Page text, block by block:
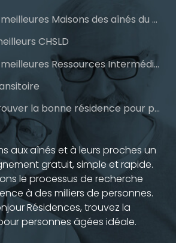
Le palmarès des meilleures Maisons des aînés du Québec
CHSLD
Le palmarès des meilleures Ressources Intermédiaires (RI)
10 étapes pour trouver la bonne résidence pour personnes âgées
aux aînés et à leurs proches un
gratuit, simple et rapide.
le processus de recherche
à des milliers de personnes.
Résidences, trouvez la
personnes âgées idéale.